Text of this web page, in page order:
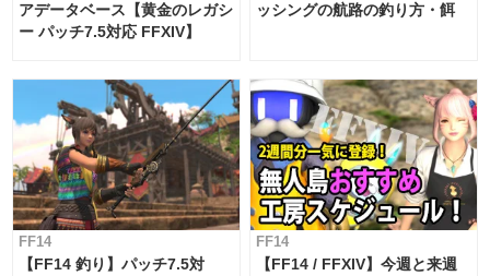
アデータベース【黄金のレガシ
ー パッチ7.5対応 FFXIV】
ッシングの航路の釣り方・餌
FF14
【FF14 釣り】パッチ7.5対
FF14
【FF14 / FFXIV】今週と来週